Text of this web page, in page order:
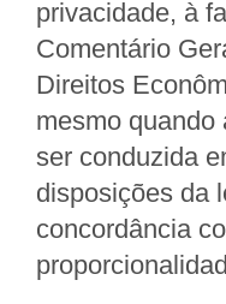
privacidade, à
Comentário
Direitos
mesmo quando
ser conduzida
disposições da
concordância